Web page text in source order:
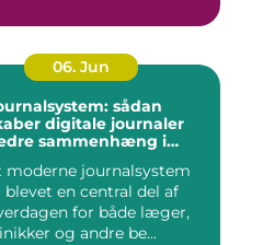
06. Jun
sådan
digitale journaler
sammenhæng i
moderne journalsystem
blevet en central del af
for både læger,
og andre be...